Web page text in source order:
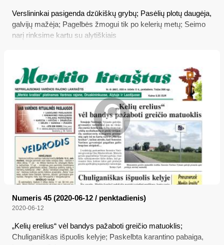
Verslininkai pasigenda dzūkiškų grybų; Pasėlių plotų daugėja,
galvijų mažėja; Pagelbės žmogui tik po kelerių metų; Seimo
narį rinksime kartu su alytiškiais
Numeris 45 (2020-06-12 / penktadienis)
2020-06-12
„Kelių erelius“ vėl bandys pažaboti greičio matuoklis;
Chuliganiškas išpuolis kelyje; Paskelbta karantino pabaiga,